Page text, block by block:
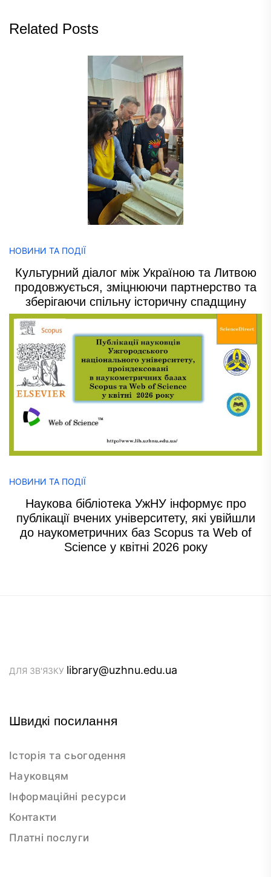
Related Posts
НОВИНИ ТА ПОДІЇ
Культурний діалог між Україною та Литвою
продовжується, зміцнюючи партнерство та
зберігаючи спільну історичну спадщину
НОВИНИ ТА ПОДІЇ
Наукова бібліотека УжНУ інформує про
публікації вчених університету, які увійшли
до наукометричних баз Scopus та Web of
Science у квітні 2026 року
ДЛЯ ЗВ'ЯЗКУ library@uzhnu.edu.ua
Швидкі посилання
Історія та сьогодення
Науковцям
Інформаційні ресурси
Контакти
Платні послуги